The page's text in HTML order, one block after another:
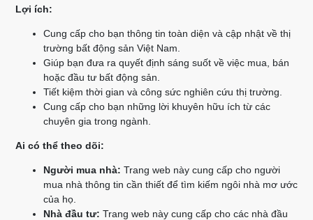
Lợi ích:
Cung cấp cho bạn thông tin toàn diện và cập nhật về thị
trường bất động sản Việt Nam.
Giúp bạn đưa ra quyết định sáng suốt về việc mua, bán
hoặc đầu tư bất động sản.
Tiết kiệm thời gian và công sức nghiên cứu thị trường.
Cung cấp cho bạn những lời khuyên hữu ích từ các
chuyên gia trong ngành.
Ai có thể theo dõi:
Người mua nhà: Trang web này cung cấp cho người
mua nhà thông tin cần thiết để tìm kiếm ngôi nhà mơ ước
của họ.
Nhà đầu tư: Trang web này cung cấp cho các nhà đầu